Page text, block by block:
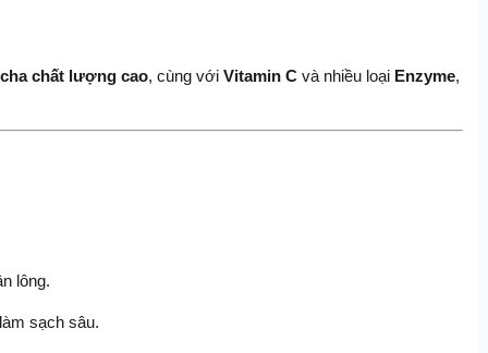
chất lượng cao, cùng với Vitamin C và nhiều loại Enzyme,
lông.
sạch sâu.